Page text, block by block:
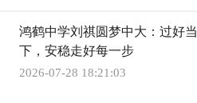
鸿鹤中学刘祺圆梦中大：过好当
下，安稳走好每一步
2026-07-28 18:21:03